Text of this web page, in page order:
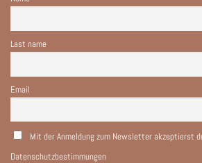
Last name
Email
Mit der Anmeldung zum Newsletter akzeptierst
Datenschutzbestimmungen